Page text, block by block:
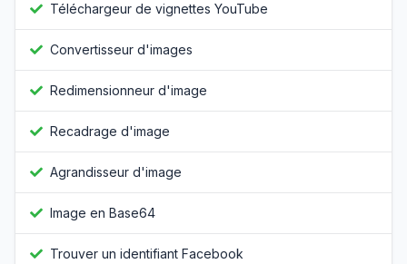
Téléchargeur de vignettes YouTube
Convertisseur d'images
Redimensionneur d'image
Recadrage d'image
Agrandisseur d'image
Image en Base64
Trouver un identifiant Facebook